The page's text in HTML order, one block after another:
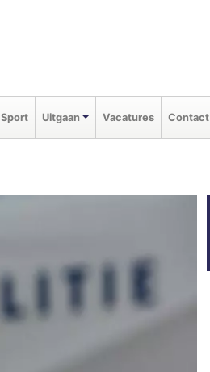
Sport Uitgaan Vacatures Contact